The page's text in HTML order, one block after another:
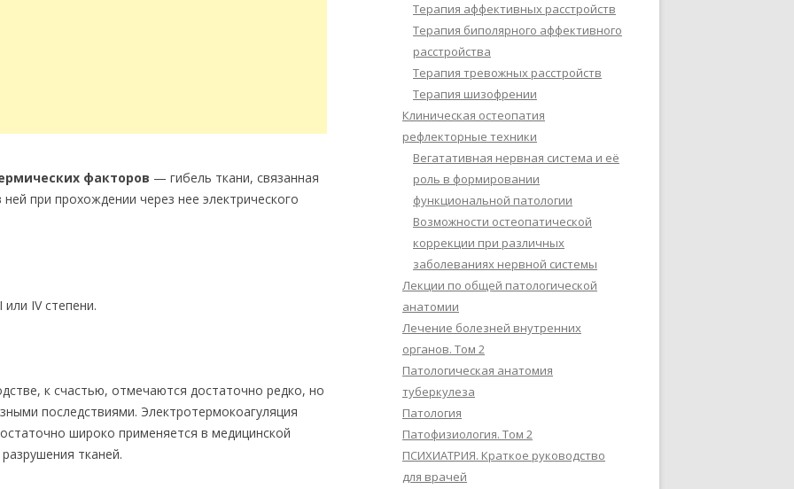
факторов — гибель ткани, связанная
при прохождении через нее электрического
IV степени.
к счастью, отмечаются достаточно редко, но
последствиями. Электротермокоагуляция
широко применяется в медицинской
тканей.
Терапия аффективных расстройств
Терапия биполярного аффективного
расстройства
Терапия тревожных расстройств
Терапия шизофрении
Клиническая остеопатия
рефлекторные техники
Вегатативная нервная система и её
роль в формировании
функциональной патологии
Возможности остеопатической
коррекции при различных
заболеваниях нервной системы
Лекции по общей патологической
анатомии
Лечение болезней внутренних
органов. Том 2
Патологическая анатомия
туберкулеза
Патология
Патофизиология. Том 2
ПСИХИАТРИЯ. Краткое руководство
для врачей